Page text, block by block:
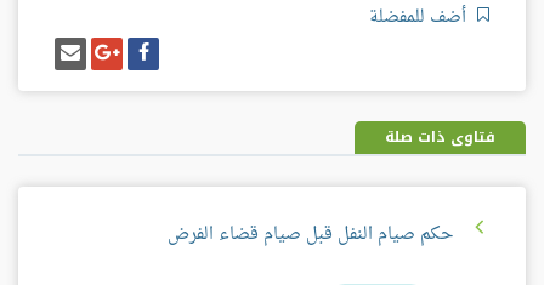
أضف للمفضلة
شارك
على
فيسبوك
شارك
على
غوغل
بلس
إرسل
إيميل
فتاوى ذات صلة
حكم صيام النفل قبل صيام قضاء الفرض